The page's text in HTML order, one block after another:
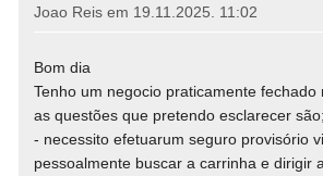
Joao Reis em 19.11.2025. 11:02
Bom dia
Tenho um negocio praticamente fechado
as questões que pretendo esclarecer são;
- necessito efetuarum seguro provisório
pessoalmente buscar a carrinha e dirigir